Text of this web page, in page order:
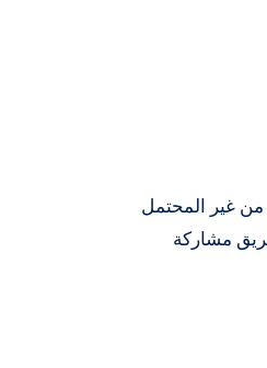
من غير المحتمل
مشاركة